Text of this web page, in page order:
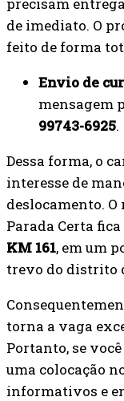
de imediato. O
feito de forma
Envio de
mensagem
99743-6925.
Dessa forma, o
interesse de
deslocamento.
Parada Certa
KM 161, em um
trevo do distrito
torna a vaga
Portanto, se
uma colocação
informativos e